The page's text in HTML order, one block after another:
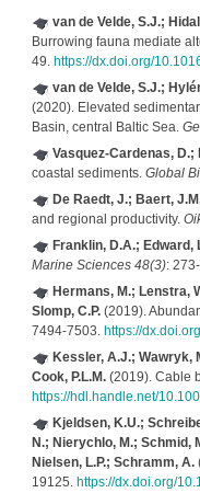
van de Velde, S.J.;
Burrowing fauna mediate
49. https://dx.doi.org/
van de Velde, S.J.;
(2020). Elevated
Basin, central Baltic Sea.
Vasquez-Cardenas, D.;
coastal sediments. Global
De Raedt, J.; Baert,
and regional productivity.
Franklin, D.A.; Edward,
Marine Sciences 48(3):
Hermans, M.; Lenstra,
Slomp, C.P.(2019).
7494-7503. https://
Kessler, A.J.; Wawryk,
Cook, P.L.M.(2019). Cable
https://hdl.handle.net/
Kjeldsen, K.U.;
N.; Nierychlo, M.; Schmid,
Nielsen, L.P.; Schramm, A.
19125. https://dx.doi.org/